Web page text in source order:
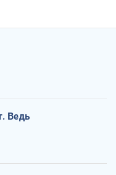
Ведь